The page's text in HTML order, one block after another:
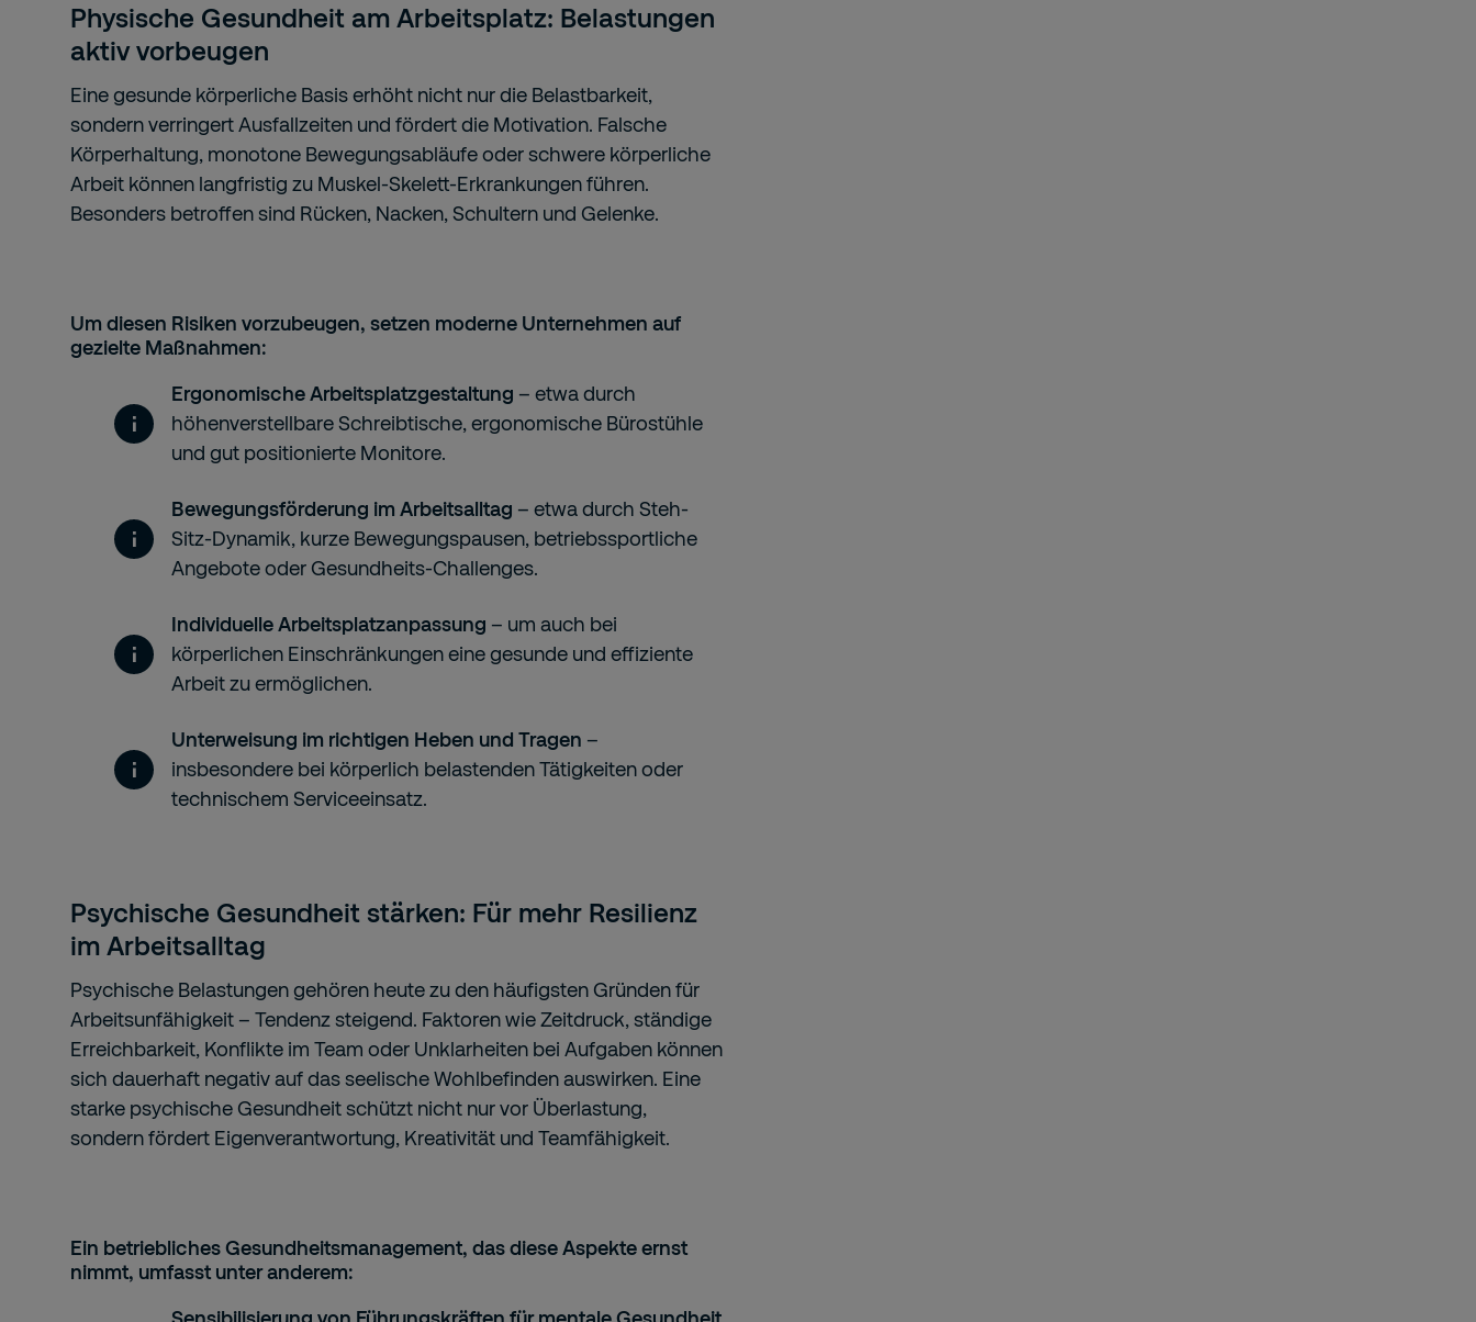
Physische Gesundheit am Arbeitsplatz: Belastungen
aktiv vorbeugen
Eine gesunde körperliche Basis erhöht nicht nur die Belastbarkeit,
sondern verringert Ausfallzeiten und fördert die Motivation. Falsche
Körperhaltung, monotone Bewegungsabläufe oder schwere körperliche
Arbeit können langfristig zu Muskel-Skelett-Erkrankungen führen.
Besonders betroffen sind Rücken, Nacken, Schultern und Gelenke.
Um diesen Risiken vorzubeugen, setzen moderne Unternehmen auf
gezielte Maßnahmen:
Ergonomische Arbeitsplatzgestaltung – etwa durch
höhenverstellbare Schreibtische, ergonomische Bürostühle
und gut positionierte Monitore.
Bewegungsförderung im Arbeitsalltag – etwa durch Steh-
Sitz-Dynamik, kurze Bewegungspausen, betriebssportliche
Angebote oder Gesundheits-Challenges.
Individuelle Arbeitsplatzanpassung – um auch bei
körperlichen Einschränkungen eine gesunde und effiziente
Arbeit zu ermöglichen.
Unterweisung im richtigen Heben und Tragen –
insbesondere bei körperlich belastenden Tätigkeiten oder
technischem Serviceeinsatz.
Psychische Gesundheit stärken: Für mehr Resilienz
im Arbeitsalltag
Psychische Belastungen gehören heute zu den häufigsten Gründen für
Arbeitsunfähigkeit – Tendenz steigend. Faktoren wie Zeitdruck, ständige
Erreichbarkeit, Konflikte im Team oder Unklarheiten bei Aufgaben können
sich dauerhaft negativ auf das seelische Wohlbefinden auswirken. Eine
starke psychische Gesundheit schützt nicht nur vor Überlastung,
sondern fördert Eigenverantwortung, Kreativität und Teamfähigkeit.
Ein betriebliches Gesundheitsmanagement, das diese Aspekte ernst
nimmt, umfasst unter anderem: